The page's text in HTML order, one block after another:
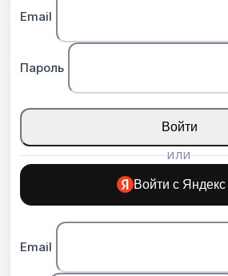
Email
Пароль
Войти
ИЛИ
Войти с Яндекс
Email